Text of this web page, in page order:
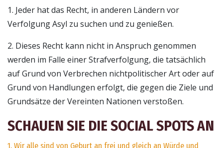
1. Jeder hat das Recht, in anderen Ländern vor
Verfolgung Asyl zu suchen und zu genießen.
2. Dieses Recht kann nicht in Anspruch genommen
werden im Falle einer Strafverfolgung, die tatsächlich
auf Grund von Verbrechen nichtpolitischer Art oder auf
Grund von Handlungen erfolgt, die gegen die Ziele und
Grundsätze der Vereinten Nationen verstoßen.
SCHAUEN SIE DIE SOCIAL SPOTS AN
1. Wir alle sind von Geburt an frei und gleich an Würde und